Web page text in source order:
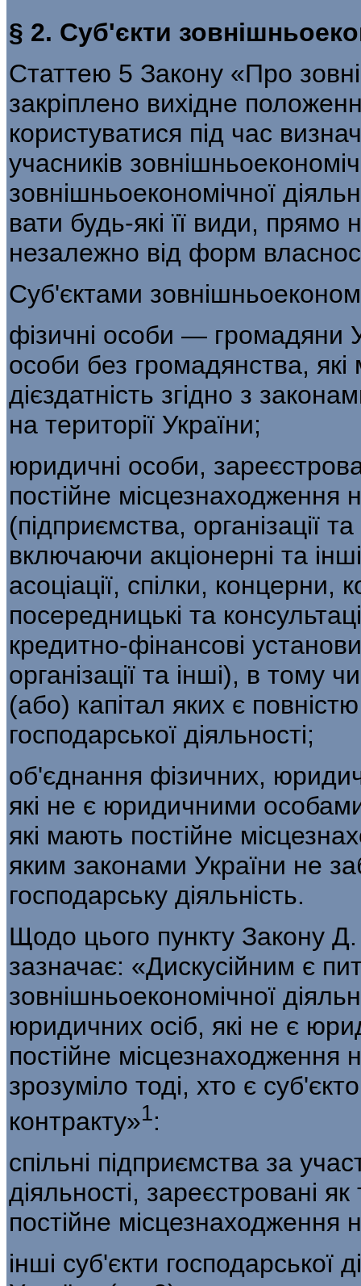
§ 2. Суб'єкти
Статтею 5 Закону «Про
закріпле­но вихідне
користуватися під час
учасників
зовнішньоекономічної
вати будь-які її види,
незалеж­но від форм
Суб'єктами
фізичні особи — громадяни
особи без громадянства, які
дієздатність згідно з
на території України;
юридичні особи,
постійне місцезнаходження
(підприємства, організації
включаючи акціонерні та
асоціації, спілки, концерни,
посередницькі та
кредитно-фінансові
організації та інші), в тому
(або) капітал яких є
господарської діяльності;
об'єднання фізичних,
які не є юридичними
які мають постійне
яким законами Укра­їни не
господарську діяльність.
Щодо цього пункту Закону
зазначає: «Дискусійним є
зовнішньоекономічної
юридичних осіб, які не є
постійне місцезнаходження
зрозуміло тоді, хто є
контракту»1:
спільні підприємства за
діяльності, зареєстровані як
постійне місцезнаходження
інші суб'єкти господарської